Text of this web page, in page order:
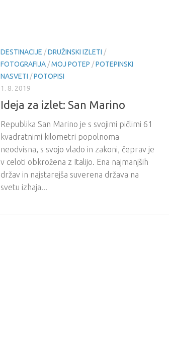
DESTINACIJE /DRUŽINSKI IZLETI /
FOTOGRAFIJA /MOJ POTEP /POTEPINSKI
NASVETI /POTOPISI
1. 8. 2019
Ideja za izlet: San Marino
Republika San Marino je s svojimi pičlimi 61
kvadratnimi kilometri popolnoma
neodvisna, s svojo vlado in zakoni, čeprav je
v celoti obkrožena z Italijo. Ena najmanjših
držav in najstarejša suverena država na
svetu izhaja...